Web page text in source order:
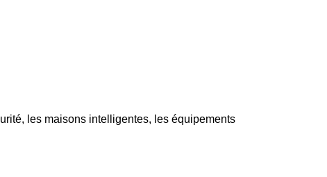
les maisons intelligentes, les équipements